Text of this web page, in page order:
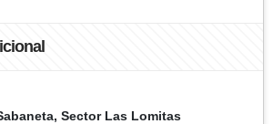
Sector Las Lomitas